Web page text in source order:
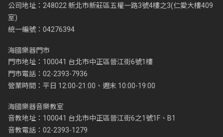
公司地址：248022 新北市新莊區五權一路3號4樓之3(仁愛大樓409
室)
統一編號：04276394
海國樂器門市
門市地址：100041 台北市中正區晉江街6號1樓
門市電話：02-2393-7936
營業時間：平日 12:00-21:00、週末 10:00-19:00
海國樂器音樂教室
音教地址：100041 台北市中正區晉江街6之1號1F、B1
音教電話：02-2393-1279